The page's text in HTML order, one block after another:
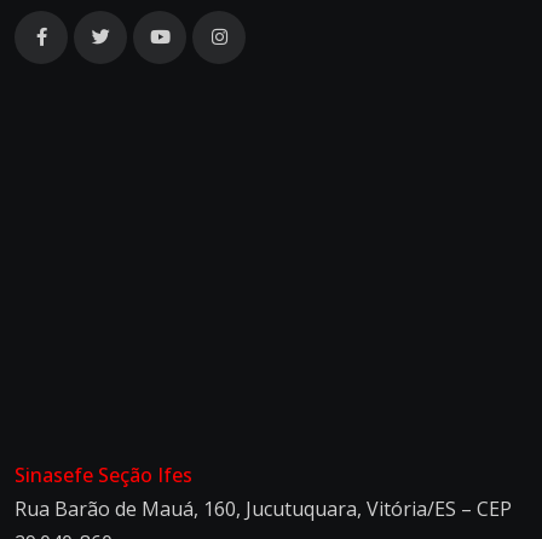
Sinasefe Seção Ifes
Rua Barão de Mauá, 160, Jucutuquara, Vitória/ES – CEP